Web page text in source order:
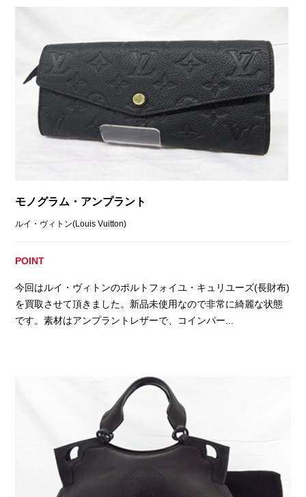
モノグラム・アンプラント
ルイ・ヴィトン(Louis Vuitton)
POINT
今回はルイ・ヴィトンのポルトフォイユ・キュリユーズ(長財布)
を買取させて頂きました。新品未使用なので非常に綺麗な状態
です。素材はアンプラントレザーで、コインパー...